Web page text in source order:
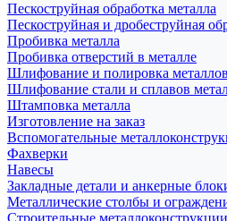
Пескоструйная обработка металла
Пескоструйная и дробеструйная
Пробивка металла
Пробивка отверстий в металле
Шлифование и полировка металлов
Шлифование стали и сплавов
Штамповка металла
Изготовление на заказ
Вспомогательные
Фахверки
Навесы
Закладные детали и анкерные
Металлические столбы и
Строительные металлоконструкции